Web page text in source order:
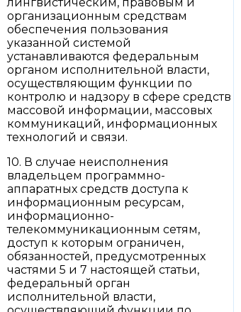
организационным средствам
обеспечения пользования
указанной системой
устанавливаются федеральным
органом исполнительной власти,
осуществляющим функции по
контролю и надзору в сфере средств
массовой информации, массовых
коммуникаций, информационных
технологий и связи.
10. В случае неисполнения
владельцем программно-
аппаратных средств доступа к
информационным ресурсам,
информационно-
телекоммуникационным сетям,
доступ к которым ограничен,
обязанностей, предусмотренных
частями 5 и 7 настоящей статьи,
федеральный орган
исполнительной власти,